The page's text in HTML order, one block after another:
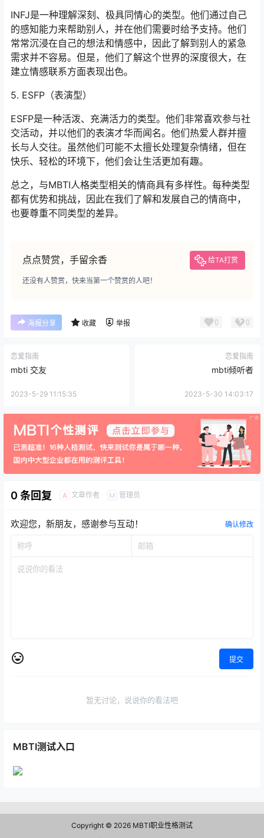
INFJ是一种理解深刻、极具同情心的类型。他们通过自己
的感知能力来帮助别人，并在他们需要时给予支持。他们
常常沉浸在自己的想法和情感中，因此了解到别人的紧急
需求并不容易。但是，他们了解这个世界的深度很大，在
建立情感联系方面表现出色。
5. ESFP（表演型）
ESFP是一种活泼、充满活力的类型。他们非常喜欢参与社
交活动，并以他们的表演才华而闻名。他们热爱人群并擅
长与人交往。虽然他们可能不太擅长处理复杂情绪，但在
快乐、轻松的环境下，他们会让生活更加有趣。
总之，与MBTI人格类型相关的情商具有多样性。每种类型
都有优势和挑战，因此在我们了解和发展自己的情商中，
也要尊重不同类型的差异。
点点赞赏，手留余香 给TA打赏
还没有人赞赏，快来当第一个赞赏的人吧！
海报分享 收藏 举报 0 0
恋爱指南
mbti 交友
2023-5-29 11:15:35
恋爱指南
mbti倾听者
2023-5-30 14:03:17
0 条回复 A 文章作者 M 管理员
欢迎您，新朋友，感谢参与互动！ 确认修改
提交
暂无讨论，说说你的看法吧
MBTI测试入口
Copyright © 2026 MBTI职业性格测试